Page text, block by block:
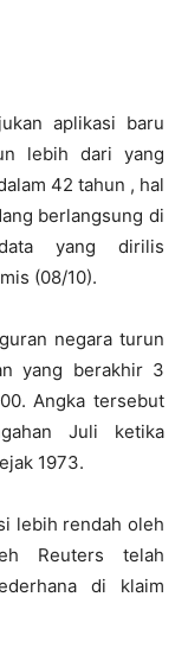
aplikasi baru
lebih dari yang
42 tahun , hal
berlangsung di
yang dirilis
(08/10).
negara turun
yang berakhir 3
Angka tersebut
Juli ketika
1973.
lebih rendah oleh
Reuters telah
di klaim